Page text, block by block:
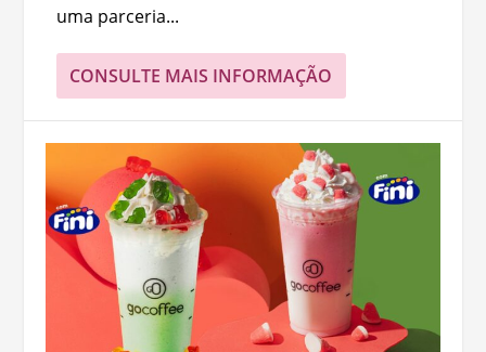
uma parceria...
CONSULTE MAIS INFORMAÇÃO